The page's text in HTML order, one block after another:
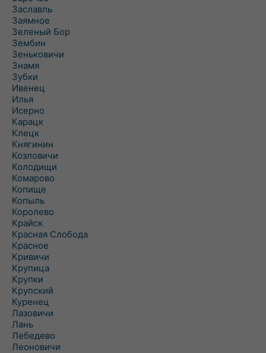
Заславль
Заямное
Зеленый Бор
Зембин
Зеньковичи
Знамя
Зубки
Ивенец
Илья
Исерно
Карацк
Клецк
Княгинин
Козловичи
Колодищи
Комарово
Копище
Копыль
Королево
Крайск
Красная Слобода
Красное
Кривичи
Крупица
Крупки
Крупский
Куренец
Лазовичи
Лань
Лебедево
Леоновичи